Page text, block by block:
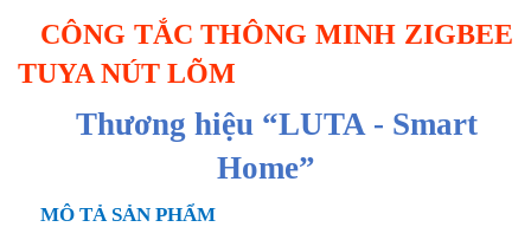
CÔNG TẮC THÔNG MINH ZIGBEE
TUYA NÚT LÕM
Thương hiệu“LUTA - Smart
Home”
MÔ TẢ SẢN PHẨM